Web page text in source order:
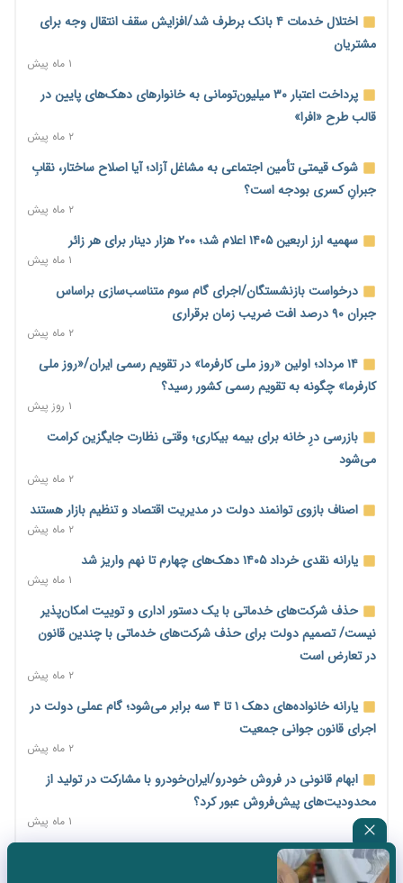
محدودیت تازه برای شبکه بانکی؛ افزایش سپرده قانونی با هدف
کنترل تورم
۱ روز پیش
ترمز تولید خودرو کشیده شد؛ افت ۲۵ درصدی تیراژ ایران‌خودرو،
سایپا و پارس‌خودرو
۱ روز پیش
بنگاه‌داری بانک‌ها؛ مانع بزرگ خانه‌دار شدن مستأجران
نماینده مجلس: توسعه مرزهای زمینی به راهبرد تأمین کالاهای
اساسی تبدیل شود
۱ روز پیش
خانه کارگر قزوین: شکاف دستمزد و هزینه معیشت هر روز عمیق‌تر
می‌شود
۱ روز پیش
رئیس سازمان امور مالیاتی: بلاگرهای پردرآمد مشمول پرداخت
مالیات هستند
۱ روز پیش
پیش‌بینی افزایش تولید برنج؛ نیاز وارداتی کشور به ۵۰۰ هزار تن
کاهش می‌یابد
۱ روز پیش
امضای تفاهم‌نامه تجاری ایران و پاکستان؛ هدف‌گذاری تجارت ۱۰
اختیارات جدید گمرکات برای تمدید ورود موقت کالا و خودرو تا
پایان شهریور ابلاغ شد
۱ روز پیش
مرحله سیزدهم کالابرگ در سایه تورم؛ قدرت خرید یارانه یک‌میلیونی
۱۴ مرداد؛ اولین «روز ملی کارفرما» در تقویم رسمی ایران/«روز ملی
کارفرما» چگونه به تقویم رسمی کشور رسید؟
۱ روز پیش
سکه در یک قدمی ۱۸۵ میلیون تومان
اختلال خدمات ۴ بانک برطرف شد/افزایش سقف انتقال وجه برای
مشتریان
۱ ماه پیش
پرداخت اعتبار ۳۰ میلیون‌تومانی به خانوارهای دهک‌های پایین در
قالب طرح «افرا»
۲ ماه پیش
شوک قیمتی تأمین اجتماعی به مشاغل آزاد؛ آیا اصلاح ساختار، نقابِ
جبرانِ کسری بودجه است؟
۲ ماه پیش
سهمیه ارز اربعین ۱۴۰۵ اعلام شد؛ ۲۰۰ هزار دینار برای هر زائر
۱ ماه پیش
درخواست بازنشستگان/اجرای گام سوم متناسب‌سازی براساس
جبران ۹۰ درصد افت ضریب زمان برقراری
۲ ماه پیش
۱۴ مرداد؛ اولین «روز ملی کارفرما» در تقویم رسمی ایران/«روز ملی
کارفرما» چگونه به تقویم رسمی کشور رسید؟
۱ روز پیش
بازرسی درِ خانه برای بیمه بیکاری؛ وقتی نظارت جایگزین کرامت
می‌شود
۲ ماه پیش
اصناف بازوی توانمند دولت در مدیریت اقتصاد و تنظیم بازار هستند
۲ ماه پیش
یارانه نقدی خرداد ۱۴۰۵ دهک‌های چهارم تا نهم واریز شد
۱ ماه پیش
حذف شرکت‌های خدماتی با یک دستور اداری و توییت امکان‌پذیر
نیست/ تصمیم دولت برای حذف شرکت‌های خدماتی با چندین قانون
در تعارض است
۲ ماه پیش
یارانه خانواده‌های دهک ۱ تا ۴ سه برابر می‌شود؛ گام عملی دولت در
اجرای قانون جوانی جمعیت
۲ ماه پیش
ابهام قانونی در فروش خودرو/ایران‌خودرو با مشارکت در تولید از
محدودیت‌های پیش‌فروش عبور کرد؟
۱ ماه پیش
سه نماد جدید اخزا در فرابورس پذیرش شد